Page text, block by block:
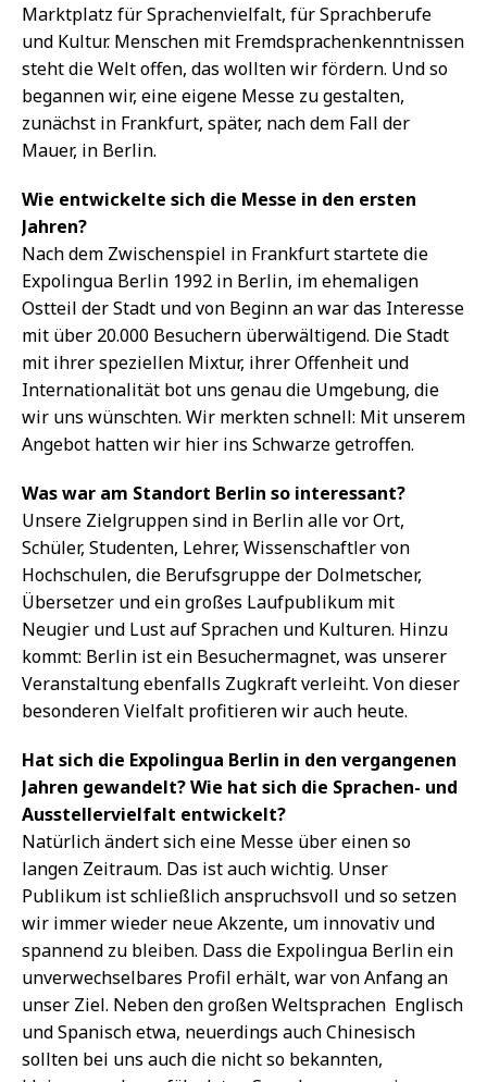
Marktplatz für Sprachenvielfalt, für Sprachberufe
und Kultur. Menschen mit Fremdsprachenkenntnissen
steht die Welt offen, das wollten wir fördern. Und so
begannen wir, eine eigene Messe zu gestalten,
zunächst in Frankfurt, später, nach dem Fall der
Mauer, in Berlin.
Wie entwickelte sich die Messe in den ersten
Jahren?
Nach dem Zwischenspiel in Frankfurt startete die
Expolingua Berlin 1992 in Berlin, im ehemaligen
Ostteil der Stadt und von Beginn an war das Interesse
mit über 20.000 Besuchern überwältigend. Die Stadt
mit ihrer speziellen Mixtur, ihrer Offenheit und
Internationalität bot uns genau die Umgebung, die
wir uns wünschten. Wir merkten schnell: Mit unserem
Angebot hatten wir hier ins Schwarze getroffen.
Was war am Standort Berlin so interessant?
Unsere Zielgruppen sind in Berlin alle vor Ort,
Schüler, Studenten, Lehrer, Wissenschaftler von
Hochschulen, die Berufsgruppe der Dolmetscher,
Übersetzer und ein großes Laufpublikum mit
Neugier und Lust auf Sprachen und Kulturen. Hinzu
kommt: Berlin ist ein Besuchermagnet, was unserer
Veranstaltung ebenfalls Zugkraft verleiht. Von dieser
besonderen Vielfalt profitieren wir auch heute.
Hat sich die Expolingua Berlin in den vergangenen
Jahren gewandelt? Wie hat sich die Sprachen- und
Ausstellervielfalt entwickelt?
Natürlich ändert sich eine Messe über einen so
langen Zeitraum. Das ist auch wichtig. Unser
Publikum ist schließlich anspruchsvoll und so setzen
wir immer wieder neue Akzente, um innovativ und
spannend zu bleiben. Dass die Expolingua Berlin ein
unverwechselbares Profil erhält, war von Anfang an
unser Ziel. Neben den großen Weltsprachen  Englisch
und Spanisch etwa, neuerdings auch Chinesisch 
sollten bei uns auch die nicht so bekannten,